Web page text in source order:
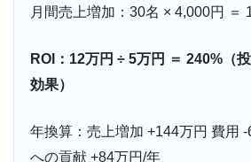
月間売上増加：30名 × 4,000円 ＝
ROI：12万円 ÷ 5万円 ＝ 240%（
効果）
年換算：売上増加 +144万円 費用
への貢献 +84万円/年